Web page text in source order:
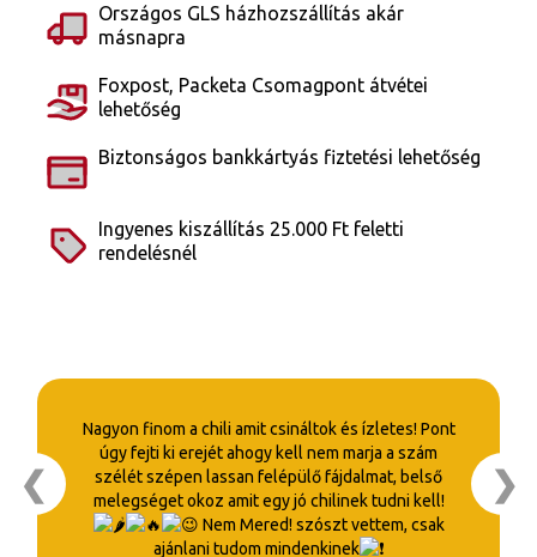
Országos GLS házhozszállítás akár
másnapra
Foxpost, Packeta Csomagpont átvétei
lehetőség
Biztonságos bankkártyás fiztetési lehetőség
Ingyenes kiszállítás 25.000 Ft feletti
rendelésnél
Nagyon finom a chili amit csináltok és ízletes! Pont
úgy fejti ki erejét ahogy kell nem marja a szám
szélét szépen lassan felépülő fájdalmat, belső
melegséget okoz amit egy jó chilinek tudni kell!
Nem Mered! szószt vettem, csak
ajánlani tudom mindenkinek
❮ ❯